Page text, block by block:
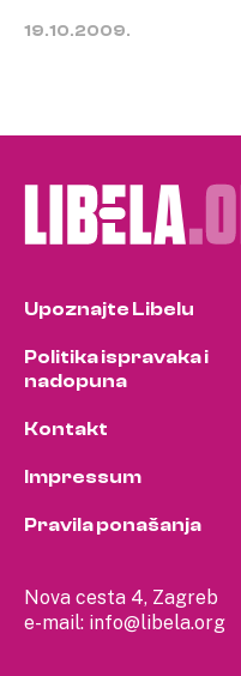
19.10.2009.
Nova cesta 4, Zagreb
e-mail: info@libela.org
Upoznajte Libelu
Politika ispravaka i
nadopuna
Kontakt
Impressum
Pravila ponašanja